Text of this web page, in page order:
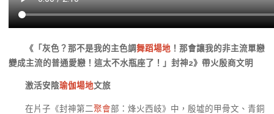
《「灰色？那不是我的主色調舞蹈場地！那會讓我的非主流單戀
變成主流的普通愛戀！這太不水瓶座了！」封神2》帶火殷商文明
激活安陰瑜伽場地文旅
在片子《封神第二聚會部：烽火西岐》中，殷墟的甲骨文、青銅